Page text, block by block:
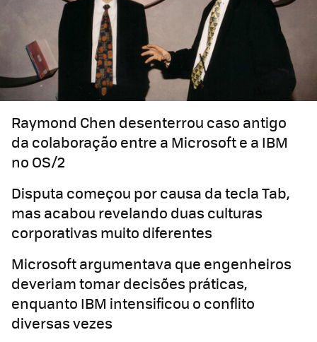
Raymond Chen desenterrou caso antigo
da colaboração entre a Microsoft e a IBM
no OS/2
Disputa começou por causa da tecla Tab,
mas acabou revelando duas culturas
corporativas muito diferentes
Microsoft argumentava que engenheiros
deveriam tomar decisões práticas,
enquanto IBM intensificou o conflito
diversas vezes